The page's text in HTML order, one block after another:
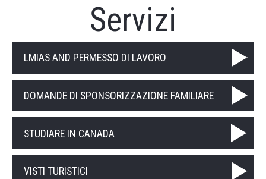
Servizi
LMIAS AND PERMESSO DI LAVORO
DOMANDE DI SPONSORIZZAZIONE FAMILIARE
STUDIARE IN CANADA
VISTI TURISTICI